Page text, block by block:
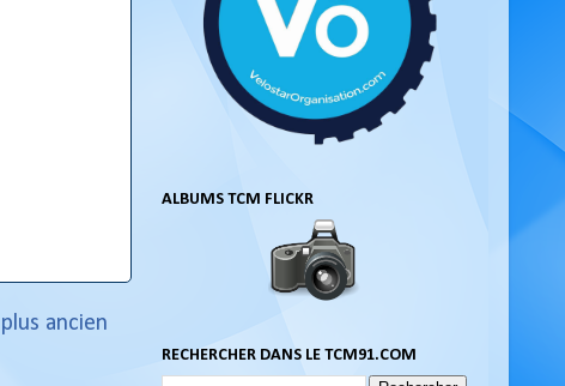
ancien
ALBUMS TCM FLICKR
RECHERCHER DANS LE TCM91.COM